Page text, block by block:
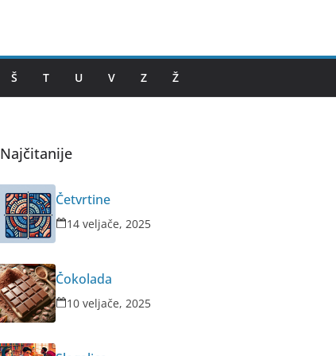
Š T U V Z Ž
Najčitanije
Četvrtine
14 veljače, 2025
Čokolada
10 veljače, 2025